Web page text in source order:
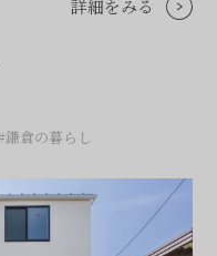
鎌倉の暮らし
詳細をみる